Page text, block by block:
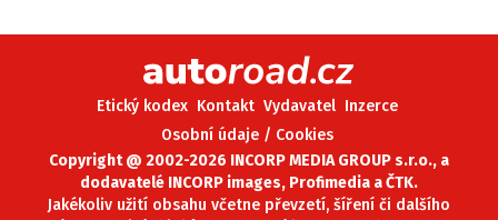
Etický kodex Kontakt Vydavatel Inzerce
Osobní údaje / Cookies
Copyright @ 2002-2026 INCORP MEDIA GROUP s.r.o., a
dodavatelé INCORP images, Profimedia a ČTK.
Jakékoliv užití obsahu včetne převzetí, šíření či dalšího